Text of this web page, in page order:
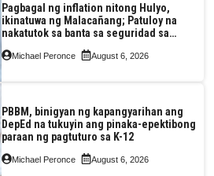
Pagbagal ng inflation nitong Hulyo,
ikinatuwa ng Malacañang; Patuloy na
nakatutok sa banta sa seguridad sa
pagkain, enerhiya
Michael Peronce August 6, 2026
PBBM, binigyan ng kapangyarihan ang
DepEd na tukuyin ang pinaka-epektibong
paraan ng pagtuturo sa K-12
Michael Peronce August 6, 2026